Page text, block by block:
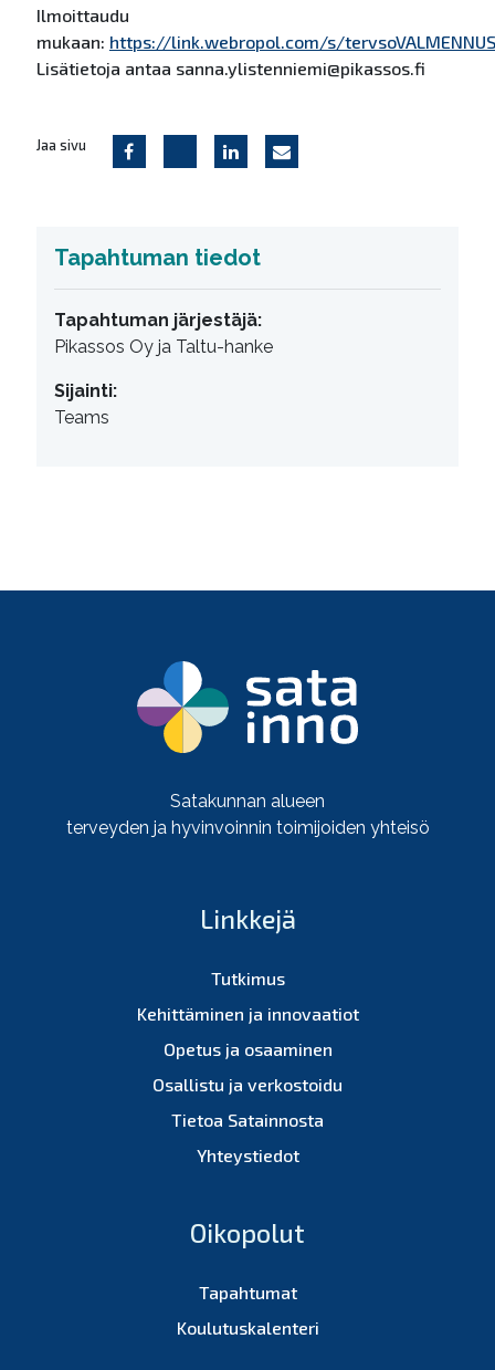
Ilmoittaudu
mukaan: https://link.webropol.com/s/tervsoVALMENNUS
Lisätietoja antaa sanna.ylistenniemi@pikassos.fi
Jaa sivu
Tapahtuman tiedot
Tapahtuman järjestäjä:
Pikassos Oy ja Taltu-hanke
Sijainti:
Teams
Satakunnan alueen
terveyden ja hyvinvoinnin toimijoiden yhteisö
Linkkejä
Tutkimus
Kehittäminen ja innovaatiot
Opetus ja osaaminen
Osallistu ja verkostoidu
Tietoa Satainnosta
Yhteystiedot
Oikopolut
Tapahtumat
Koulutuskalenteri